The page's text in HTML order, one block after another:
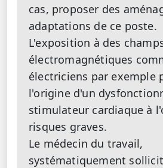
cas, proposer des
adaptations de ce poste.
L'exposition à des
électromagnétiques
électriciens par exemple
l'origine d'un
stimulateur cardiaque à
risques graves.
Le médecin du travail,
systématiquement